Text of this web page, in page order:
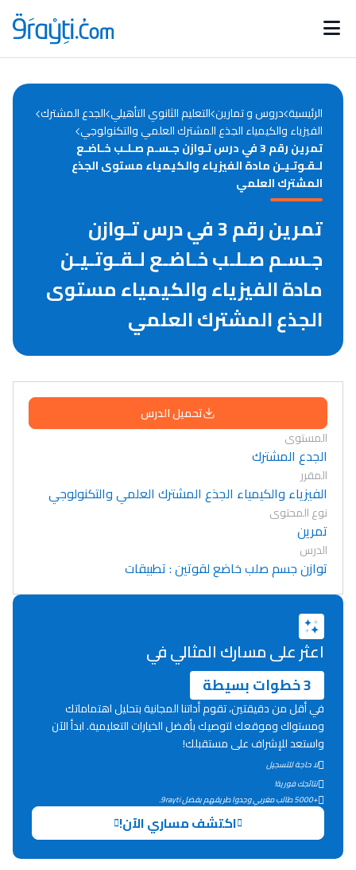
Catégories
d'actualités
Annonces bourses
Lycée Maroc
التعليم الثانوي التأهيلي
Collège au Maroc
التعليم الثانوي الإعدادي
الرئيسية دروس و تمارين التعليم الثانوي التأهيلي الجدع المشترك
الفيزياء والكيمياء الجذع المشترك العلمي والتكنولوجي
تمرين رقم 3 في درس تـوازن جـسـم صـلـب خـاضـع
لـقـوتـيـن مادة الفيزياء والكيمياء مستوى الجذع
المشترك العلمي
تمرين رقم 3 في درس تـوازن
جـسـم صـلـب خـاضـع لـقـوتـيـن
مادة الفيزياء والكيمياء مستوى
الجذع المشترك العلمي
تحميل الدرس
المستوى
الجدع المشترك
المقرر
الفيزياء والكيمياء الجذع المشترك العلمي والتكنولوجي
نوع المحتوى
تمرين
الدرس
توازن جسم صلب خاضع لقوتين : تطبيقات
اعثر على مسارك المثالي في
3 خطوات بسيطة
في أقل من دقيقتين، تقوم أداتنا المجانية بتحليل اهتماماتك
ومستواك وموقعك لتوصيك بأفضل الخيارات التعليمية. ابدأ الآن
واستعد للإشراف على مستقبلك!
لا حاجة للتسجيل
نتائجك فورية!
+5000 طالب مغربي وجدوا طريقهم بفضل 9rayti.
اكتشف مساري الآن!